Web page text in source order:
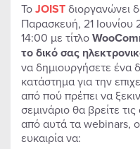
ΤοJOISTδιοργανώνει
Παρασκευή, 21 Ιουνίου
14:00 με τίτλο
το δικό σας
να δημιουργήσετε ένα
κατάστημα για την
από πού πρέπει να
σεμινάριο θα βρείτε
από αυτά τα webinars,
ευκαιρία να: